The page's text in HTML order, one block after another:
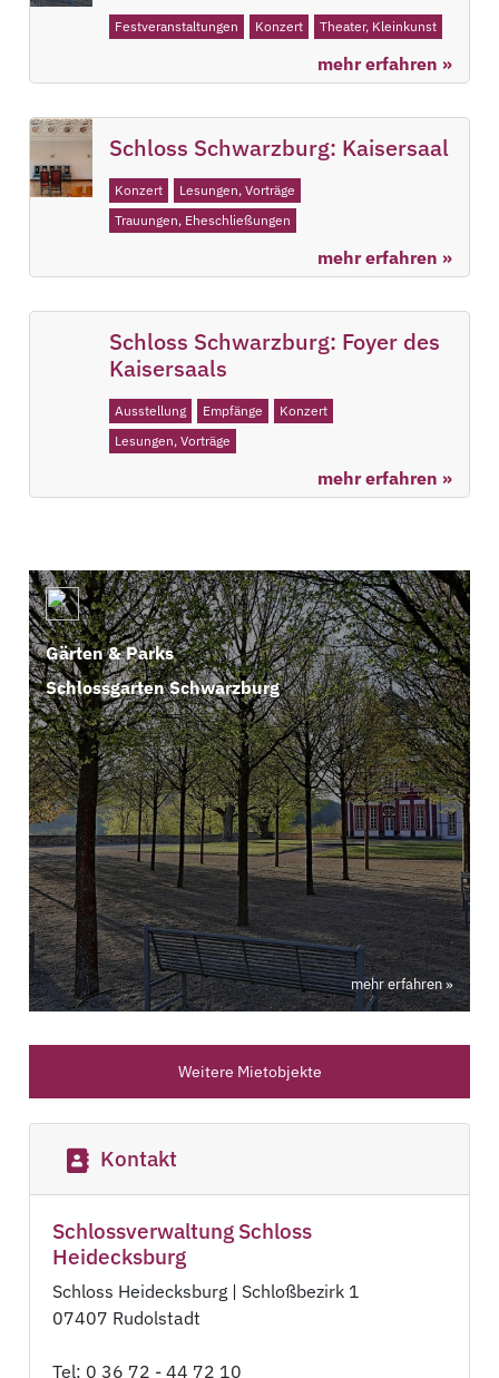
Festveranstaltungen Konzert Theater, Kleinkunst
mehr erfahren »
Schloss Schwarzburg: Kaisersaal
Konzert
Lesungen, Vorträge
Trauungen, Eheschließungen
mehr erfahren »
Schloss Schwarzburg: Foyer des
Kaisersaals
Ausstellung Empfänge
Konzert
Lesungen, Vorträge
mehr erfahren »
Gärten & Parks
Schlossgarten Schwarzburg
mehr erfahren »
Weitere Mietobjekte
Kontakt
Schlossverwaltung Schloss
Heidecksburg
Schloss Heidecksburg | Schloßbezirk 1
07407 Rudolstadt
Tel: 0 36 72 - 44 72 10